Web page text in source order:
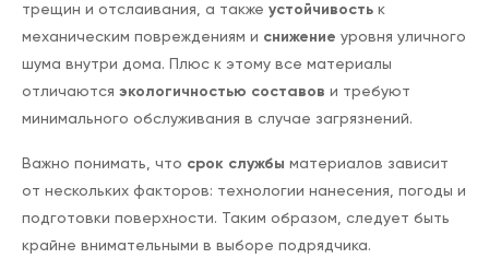
трещин и отслаивания, а также устойчивость к
механическим повреждениям и снижение уровня уличного
шума внутри дома. Плюс к этому все материалы
отличаются экологичностью составов и требуют
минимального обслуживания в случае загрязнений.
Важно понимать, что срок службы материалов зависит
от нескольких факторов: технологии нанесения, погоды и
подготовки поверхности. Таким образом, следует быть
крайне внимательными в выборе подрядчика.